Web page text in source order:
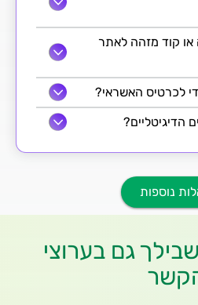
או קוד מזהה לאתר
לכרטיס האשראי?
הדיגיטליים?
נוספות
גם בערוצי